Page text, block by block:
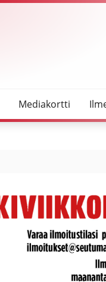
Mediakortti